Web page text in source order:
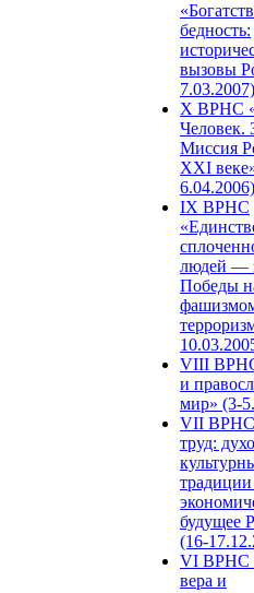
бедность:
вызовы
7.03.2007)
X ВРНС
Человек.
Миссия
XXI
6.04.2006)
IX ВРНС
людей —
Победы
VIII
и
мир» (3-
VII ВРНС
труд:
будущее
(16-
VI ВРНС
вера и